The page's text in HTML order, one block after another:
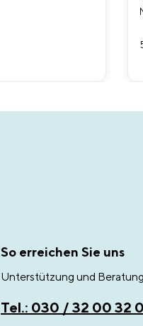
So erreichen Sie uns
Unterstützung und
Tel.: 030 / 32 00 32